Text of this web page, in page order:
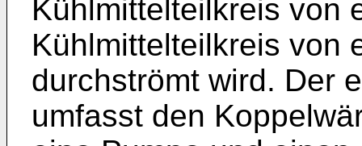
Kühlmittelteilkreis von
Kühlmittelteilkreis von
durchströmt wird. Der
umfasst den